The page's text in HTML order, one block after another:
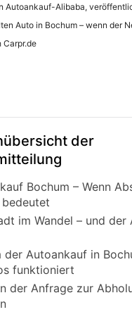
Autoankauf-Alibaba,
Auto in Bochum – wenn der
Carpr.de
der
Bochum – Wenn
im Wandel – und der
der Autoankauf in
funktioniert
der Anfrage zur